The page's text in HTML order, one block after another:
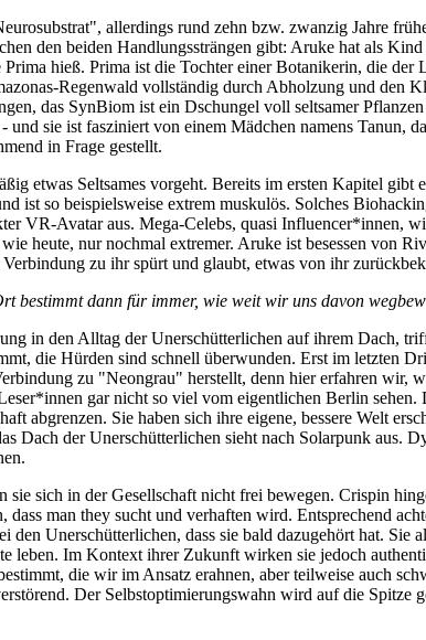
allerdings rund zehn bzw. zwanzig Jahre
den beiden Handlungssträngen gibt: Aruke hat als
hieß. Prima ist die Tochter einer Botanikerin, die
Regenwald vollständig durch Abholzung und den
das SynBiom ist ein Dschungel voll seltsamer
sie ist fasziniert von einem Mädchen namens Tanun,
in Frage gestellt.
etwas Seltsames vorgeht. Bereits im ersten Kapitel gibt
ist so beispielsweise extrem muskulös. Solches
VR-Avatar aus. Mega-Celebs, quasi Influencer*innen,
heute, nur nochmal extremer. Aruke ist besessen von
zu ihr spürt und glaubt, etwas von ihr
bestimmt dann für immer, wie weit wir uns davon
in den Alltag der Unerschütterlichen auf ihrem Dach,
die Hürden sind schnell überwunden. Erst im letzten
zu "Neongrau" herstellt, denn hier erfahren wir,
gar nicht so viel vom eigentlichen Berlin
abgrenzen. Sie haben sich ihre eigene, bessere Welt
der Unerschütterlichen sieht nach Solarpunk aus.
sich in der Gesellschaft nicht frei bewegen. Crispin
man they sucht und verhaften wird. Entsprechend
Unerschütterlichen, dass sie bald dazugehört hat.
leben. Im Kontext ihrer Zukunft wirken sie jedoch
die wir im Ansatz erahnen, aber teilweise auch
Der Selbstoptimierungswahn wird auf die Spitze